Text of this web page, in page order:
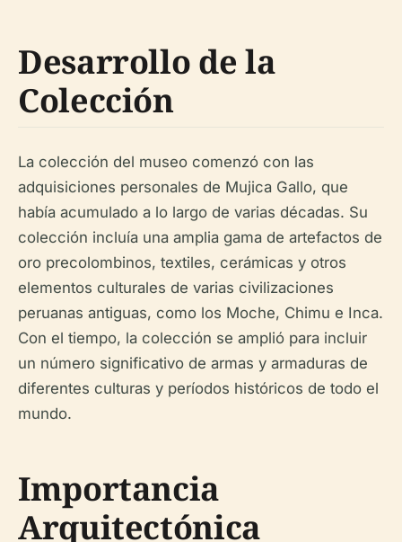
Desarrollo de la
Colección
La colección del museo comenzó con las
adquisiciones personales de Mujica Gallo, que
había acumulado a lo largo de varias décadas. Su
colección incluía una amplia gama de artefactos de
oro precolombinos, textiles, cerámicas y otros
elementos culturales de varias civilizaciones
peruanas antiguas, como los Moche, Chimu e Inca.
Con el tiempo, la colección se amplió para incluir
un número significativo de armas y armaduras de
diferentes culturas y períodos históricos de todo el
mundo.
Importancia
Arquitectónica